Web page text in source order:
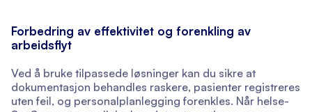
Forbedring av effektivitet og forenkling av
arbeidsflyt
Ved å bruke tilpassede løsninger kan du sikre at
dokumentasjon behandles raskere, pasienter registreres
uten feil, og personalplanlegging forenkles. Når helse-